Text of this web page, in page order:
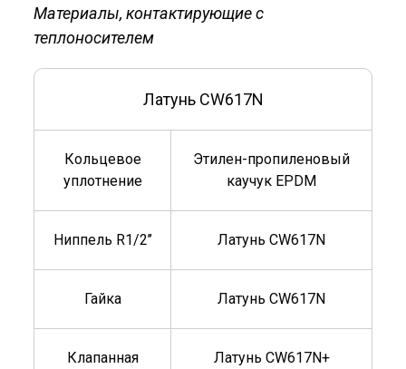
Материалы, контактирующие с
теплоносителем
Латунь CW617N
Кольцевое
уплотнение
Этилен-пропиленовый
каучук EPDM
Ниппель R1/2’’ Латунь CW617N
Гайка Латунь CW617N
Клапанная
Латунь CW617N+